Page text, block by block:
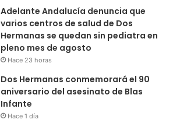
Adelante Andalucía denuncia que
varios centros de salud de Dos
Hermanas se quedan sin pediatra en
pleno mes de agosto
Hace 23 horas
Dos Hermanas conmemorará el 90
aniversario del asesinato de Blas
Infante
Hace 1 día